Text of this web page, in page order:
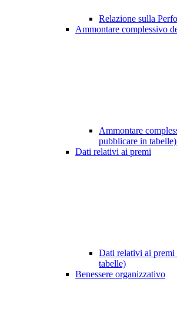
Relazione sulla
Ammontare complessivo
Ammontare
pubblicare in tabelle)
Dati relativi ai premi
Dati relativi ai premi
tabelle)
Benessere organizzativo